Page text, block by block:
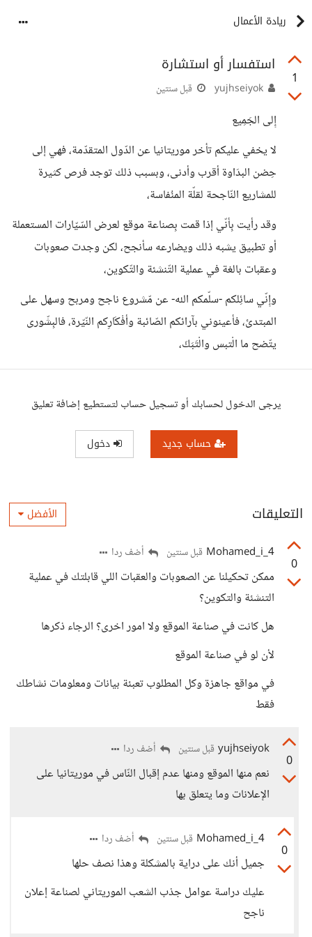
ريادة الأعمال
1
استفسار أو استشارة
قبل سنتين
إِلى الجَمِيع
لا يخفي عليكم تأخر موريتانيا عن الدّول المتقدّمة، فهي إلى
حِضن البدَاوة أقرب وأدنى، وبسبب ذلك توجد فرص كثيرة
للمشاريع النّاجحة لقلّة المنُفاسة،
وقد رأيت بِأنّي إذا قمت بِصناعة موقع لعرض السّيّارات المستعملة
أو تطبيق يشبه ذلك ويضارعه سأنجح، لكن وجدت صعوبات
وعقبات بالغة في عملية التّنشئة والتّكوين،
وإِنّي سائِلكم -سلّمكم الله- عن مّشروع ناجح ومربح وسهل على
المبتدئ، فأعينوني بآرائكم الصّائبة وأفْكَارِكم النّيّرة، فالبِشّورى
يتّضح ما الْتبس والْتَبَكَ،
يرجى الدخول لحسابك أو تسجيل حساب لتستطيع إضافة تعليق
حساب جديد دخول
التعليقات الأفضل
0
Mohamed_i_4 قبل سنتين أضف ردا
ممكن تحكيلنا عن الصعوبات والعقبات اللي قابلتك في عملية
التنشئة والتكوين؟
هل كانت في صناعة الموقع ولا امور اخرى؟ الرجاء ذكرها
لأن لو في صناعة الموقع
في مواقع جاهزة وكل المطلوب تعبئة بيانات ومعلومات نشاطك
فقط
0
yujhseiyok قبل سنتين أضف ردا
نعم منها الموقع ومنها عدم إقبال النّاس في موريتانيا على
الإعلانات وما يتعلق بها
0
Mohamed_i_4 قبل سنتين أضف ردا
جميل أنك على دراية بالمشكلة وهذا نصف حلها
عليك دراسة عوامل جذب الشعب الموريتاني لصناعة إعلان
ناجح